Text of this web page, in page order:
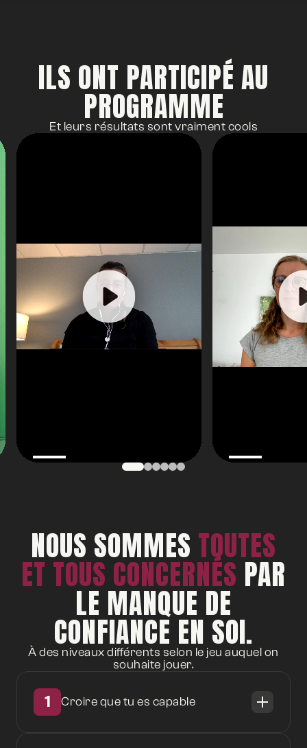
ILS ONT PARTICIPÉ AU
PROGRAMME
Et leurs résultats sont vraiment cools
NOUS SOMMES TOUTES
ET TOUS CONCERNÉS PAR
LE MANQUE DE
CONFIANCE EN SOI.
À des niveaux différents selon le jeu auquel on
souhaite jouer.
1 Croire que tu es capable